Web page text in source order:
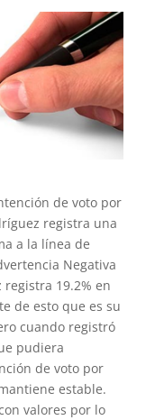
de voto por
registra una
a la línea de
Negativa
19.2% en
de esto que es su
cuando registró
pudiera
de voto por
estable.
valores por lo